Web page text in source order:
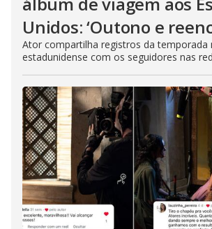
Unidos: ‘Outono e
Ator compartilha registros da temporada
estadunidense com os seguidores nas